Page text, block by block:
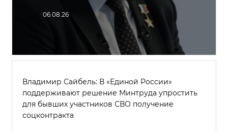
06.08.26
Владимир Сайбель: В «Единой России»
поддерживают решение Минтруда упростить
для бывших участников СВО получение
соцконтракта